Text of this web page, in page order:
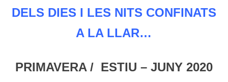
DELS DIES I LES NITS CONFINATS
A LA LLAR…
PRIMAVERA / ESTIU – JUNY 2020